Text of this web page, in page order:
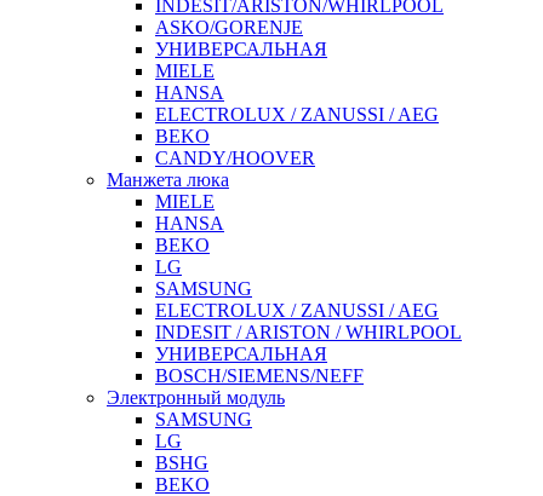
INDESIT/ARISTON/WHIRLPOOL
ASKO/GORENJE
УНИВЕРСАЛЬНАЯ
MIELE
HANSA
ELECTROLUX / ZANUSSI / AEG
BEKO
CANDY/HOOVER
Манжета люка
MIELE
HANSA
BEKO
LG
SAMSUNG
ELECTROLUX / ZANUSSI / AEG
INDESIT / ARISTON / WHIRLPOOL
УНИВЕРСАЛЬНАЯ
BOSCH/SIEMENS/NEFF
Электронный модуль
SAMSUNG
LG
BSHG
BEKO